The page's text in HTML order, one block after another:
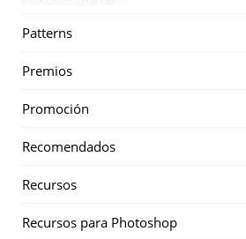
Patterns
Premios
Promoción
Recomendados
Recursos
Recursos para Photoshop